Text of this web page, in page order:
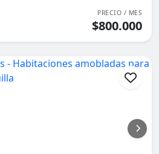
PRECIO / MES
$800.000